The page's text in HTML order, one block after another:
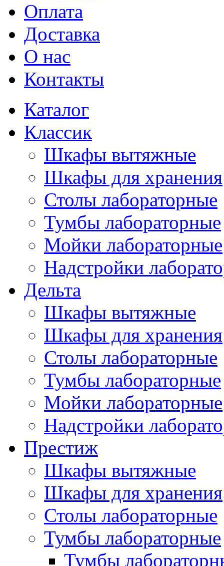
Оплата
Доставка
О нас
Контакты
Каталог
Классик
Шкафы вытяжные
Шкафы для хранения
Столы лабораторные
Тумбы лабораторные
Мойки лабораторные
Надстройки
Дельта
Шкафы вытяжные
Шкафы для хранения
Столы лабораторные
Тумбы лабораторные
Мойки лабораторные
Надстройки
Престиж
Шкафы вытяжные
Шкафы для хранения
Столы лабораторные
Тумбы лабораторные
Тумбы